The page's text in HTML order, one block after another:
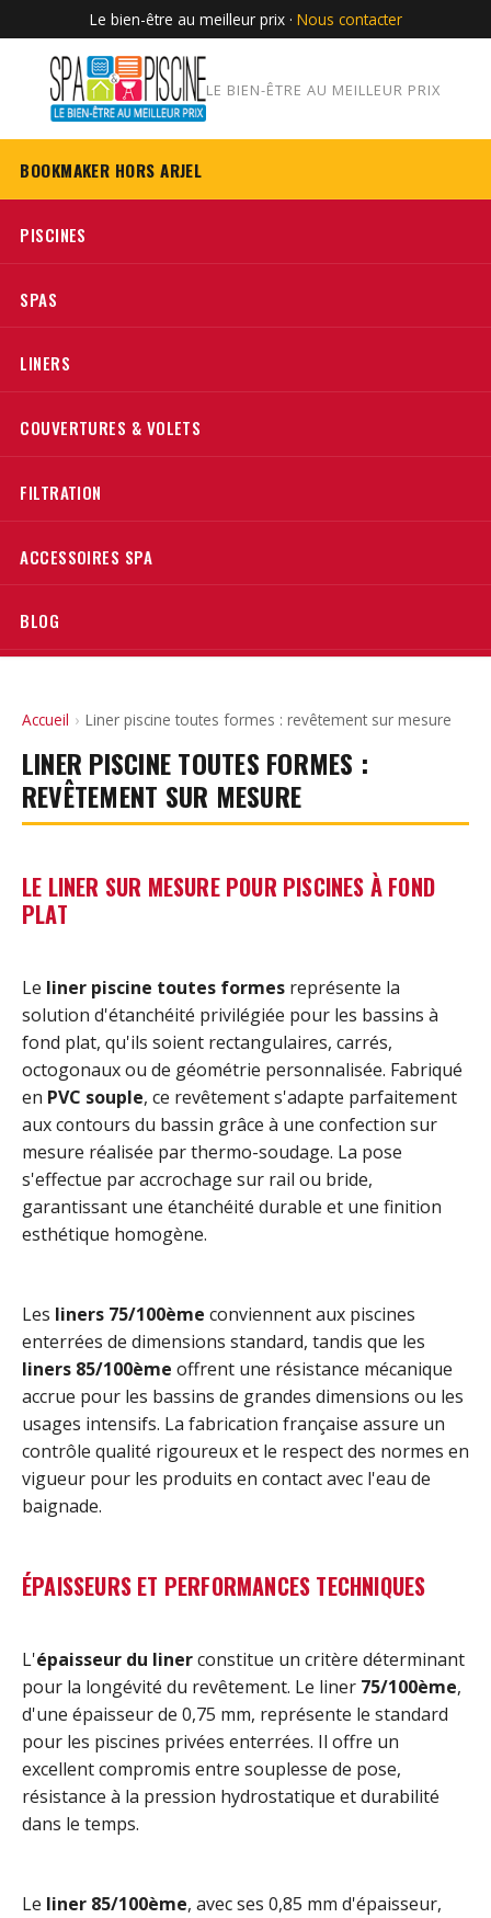
Le bien-être au meilleur prix · Nous contacter
LE BIEN-ÊTRE AU MEILLEUR PRIX
BOOKMAKER HORS ARJEL
PISCINES
SPAS
LINERS
COUVERTURES & VOLETS
FILTRATION
ACCESSOIRES SPA
BLOG
Accueil › Liner piscine toutes formes : revêtement sur mesure
LINER PISCINE TOUTES FORMES :
REVÊTEMENT SUR MESURE
LE LINER SUR MESURE POUR PISCINES À FOND
PLAT
Le liner piscine toutes formes représente la
solution d'étanchéité privilégiée pour les bassins à
fond plat, qu'ils soient rectangulaires, carrés,
octogonaux ou de géométrie personnalisée. Fabriqué
en PVC souple, ce revêtement s'adapte parfaitement
aux contours du bassin grâce à une confection sur
mesure réalisée par thermo-soudage. La pose
s'effectue par accrochage sur rail ou bride,
garantissant une étanchéité durable et une finition
esthétique homogène.
Les liners 75/100ème conviennent aux piscines
enterrées de dimensions standard, tandis que les
liners 85/100ème offrent une résistance mécanique
accrue pour les bassins de grandes dimensions ou les
usages intensifs. La fabrication française assure un
contrôle qualité rigoureux et le respect des normes en
vigueur pour les produits en contact avec l'eau de
baignade.
ÉPAISSEURS ET PERFORMANCES TECHNIQUES
L'épaisseur du linerconstitue un critère déterminant
pour la longévité du revêtement. Le liner 75/100ème,
d'une épaisseur de 0,75 mm, représente le standard
pour les piscines privées enterrées. Il offre un
excellent compromis entre souplesse de pose,
résistance à la pression hydrostatique et durabilité
dans le temps.
Le liner 85/100ème, avec ses 0,85 mm d'épaisseur,